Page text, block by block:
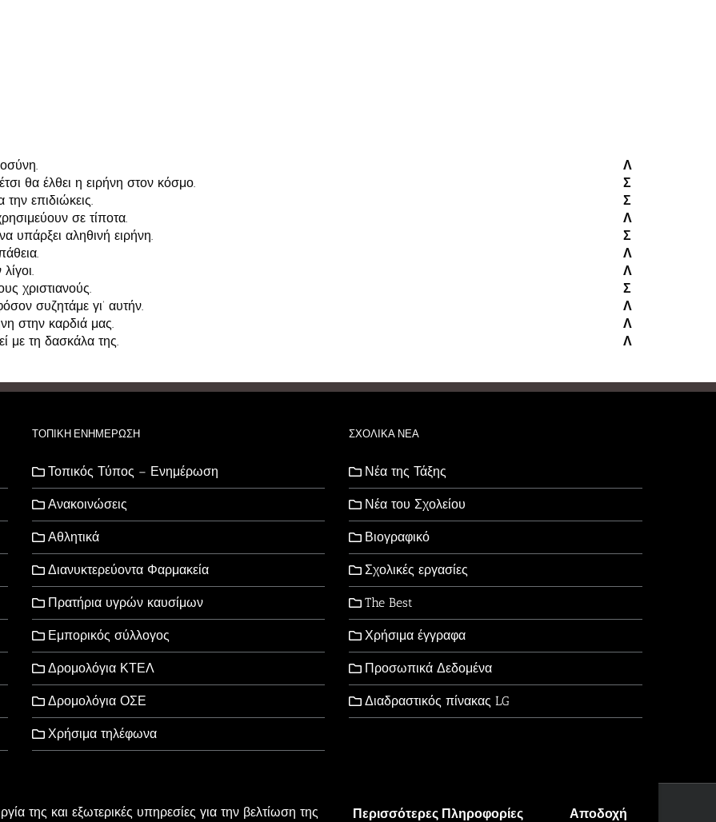
της και εξωτερικές υπηρεσίες για την βελτίωση της
Περισσότερες Πληροφορίες Αποδοχή
Λ
θα έλθει η ειρήνη στον κόσμο.
Σ
επιδιώκεις.
Σ
σε τίποτα.
Λ
υπάρξει αληθινή ειρήνη.
Σ
Λ
Λ
χριστιανούς.
Σ
συζητάμε γι’ αυτήν.
Λ
στην καρδιά μας.
Λ
με τη δασκάλα της.
Λ
ΤΟΠΙΚΗ ΕΝΗΜΕΡΩΣΗ
Τοπικός Τύπος – Ενημέρωση
Ανακοινώσεις
Αθλητικά
Διανυκτερεύοντα Φαρμακεία
Πρατήρια υγρών καυσίμων
Εμπορικός σύλλογος
Δρομολόγια ΚΤΕΛ
Δρομολόγια ΟΣΕ
Χρήσιμα τηλέφωνα
ΣΧΟΛΙΚΑ ΝΕΑ
Νέα της Τάξης
Νέα του Σχολείου
Βιογραφικό
Σχολικές εργασίες
The Best
Χρήσιμα έγγραφα
Προσωπικά Δεδομένα
Διαδραστικός πίνακας LG
Rights Reserved